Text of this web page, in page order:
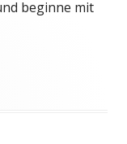
beginne mit